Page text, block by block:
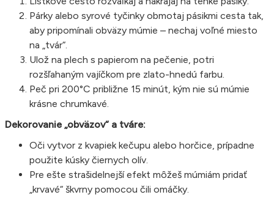
Párky alebo syrové tyčinky obmotaj pásikmi cesta tak,
aby pripomínali obväzy múmie – nechaj voľné miesto
na „tvár“.
Ulož na plech s papierom na pečenie, potri
rozšľahaným vajíčkom pre zlato-hnedú farbu.
Peč pri 200°C približne 15 minút, kým nie sú múmie
krásne chrumkavé.
Dekorovanie „obväzov“ a tváre:
Oči vytvor z kvapiek kečupu alebo horčice, prípadne
použite kúsky čiernych olív.
Pre ešte strašidelnejší efekt môžeš múmiám pridať
„krvavé“ škvrny pomocou čili omáčky.